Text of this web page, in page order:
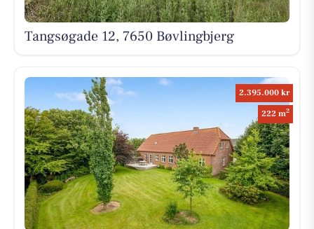
Tangsøgade 12, 7650 Bøvlingbjerg
2.395.000 kr
222 m2